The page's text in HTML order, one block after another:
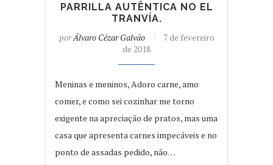
PARRILLA AUTÊNTICA NO EL
TRANVÍA.
porÁlvaro Cézar Galvão
7 de fevereiro
de 2018
Meninas e meninos, Adoro carne, amo
comer, e como sei cozinhar me torno
exigente na apreciação de pratos, mas uma
casa que apresenta carnes impecáveis e no
ponto de assadas pedido, não…